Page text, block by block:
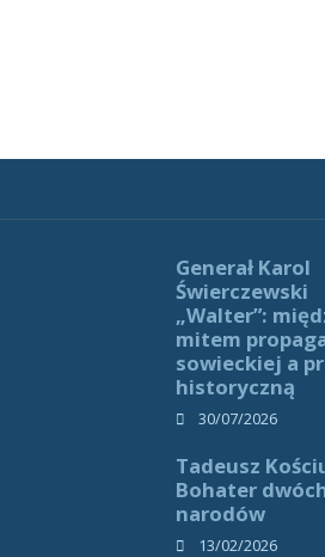
Generał Karol
Świerczewski
„Walter”:
mitem
sowieckiej a
historyczną
30/07/2026
Tadeusz
Bohater
narodów
13/02/2026